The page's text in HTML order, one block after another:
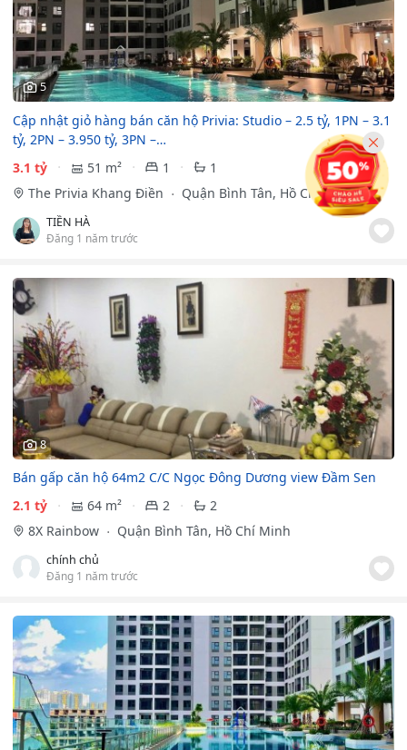
5
Cập nhật giỏ hàng bán căn hộ Privia: Studio – 2.5 tỷ, 1PN – 3.1
tỷ, 2PN – 3.950 tỷ, 3PN –…
3.1 tỷ
51 m² 1
1
The Privia Khang Điền
Quận Bình Tân, Hồ Chí Minh
TIỀN HÀ
Đăng 1 năm trước
8
Bán gấp căn hộ 64m2 C/C Ngọc Đông Dương view Đầm Sen
2.1 tỷ
64 m² 2
2
8X Rainbow
Quận Bình Tân, Hồ Chí Minh
chính chủ
Đăng 1 năm trước